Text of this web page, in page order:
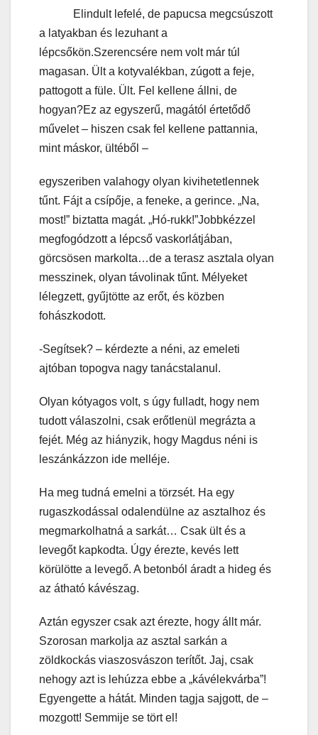
Elindult lefelé, de papucsa megcsúszott
a latyakban és lezuhant a
lépcsőkön.Szerencsére nem volt már túl
magasan. Ült a kotyvalékban, zúgott a feje,
pattogott a füle. Ült. Fel kellene állni, de
hogyan?Ez az egyszerű, magától értetődő
művelet – hiszen csak fel kellene pattannia,
mint máskor, ültéből –
egyszeriben valahogy olyan kivihetetlennek
tűnt. Fájt a csípője, a feneke, a gerince. „Na,
most!” biztatta magát. „Hó-rukk!”Jobbkézzel
megfogódzott a lépcső vaskorlátjában,
görcsösen markolta…de a terasz asztala olyan
messzinek, olyan távolinak tűnt. Mélyeket
lélegzett, gyűjtötte az erőt, és közben
fohászkodott.
-Segítsek? – kérdezte a néni, az emeleti
ajtóban topogva nagy tanácstalanul.
Olyan kótyagos volt, s úgy fulladt, hogy nem
tudott válaszolni, csak erőtlenül megrázta a
fejét. Még az hiányzik, hogy Magdus néni is
leszánkázzon ide melléje.
Ha meg tudná emelni a törzsét. Ha egy
rugaszkodással odalendülne az asztalhoz és
megmarkolhatná a sarkát… Csak ült és a
levegőt kapkodta. Úgy érezte, kevés lett
körülötte a levegő. A betonból áradt a hideg és
az átható kávészag.
Aztán egyszer csak azt érezte, hogy állt már.
Szorosan markolja az asztal sarkán a
zöldkockás viaszosvászon terítőt. Jaj, csak
nehogy azt is lehúzza ebbe a „kávélekvárba”!
Egyengette a hátát. Minden tagja sajgott, de –
mozgott! Semmije se tört el!